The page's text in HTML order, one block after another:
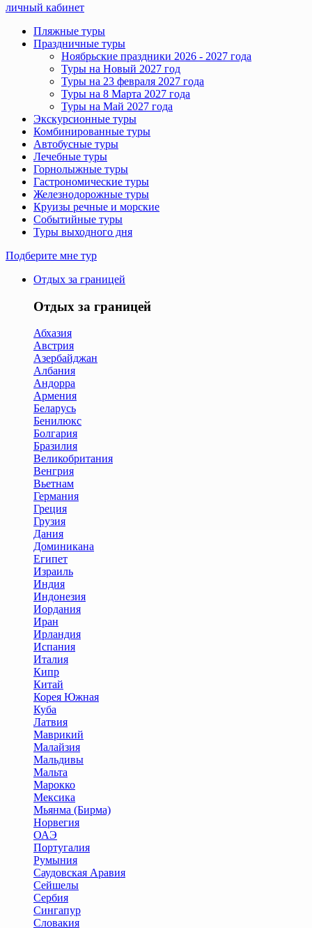
личный кабинет
Пляжные туры
Праздничные туры
Ноябрьские праздники 2026 - 2027 года
Туры на Новый 2027 год
Туры на 23 февраля 2027 года
Туры на 8 Марта 2027 года
Туры на Май 2027 года
Экскурсионные туры
Комбинированные туры
Автобусные туры
Лечебные туры
Горнолыжные туры
Гастрономические туры
Железнодорожные туры
Круизы речные и морские
Событийные туры
Туры выходного дня
Подберите мне тур
Отдых за границей
Отдых за границей
Абхазия
Австрия
Азербайджан
Албания
Андорра
Армения
Беларусь
Бенилюкс
Болгария
Бразилия
Великобритания
Венгрия
Вьетнам
Германия
Греция
Грузия
Дания
Доминикана
Египет
Израиль
Индия
Индонезия
Иордания
Иран
Ирландия
Испания
Италия
Кипр
Китай
Корея Южная
Куба
Латвия
Маврикий
Малайзия
Мальдивы
Мальта
Марокко
Мексика
Мьянма (Бирма)
Норвегия
ОАЭ
Португалия
Румыния
Саудовская Аравия
Сейшелы
Сербия
Сингапур
Словакия